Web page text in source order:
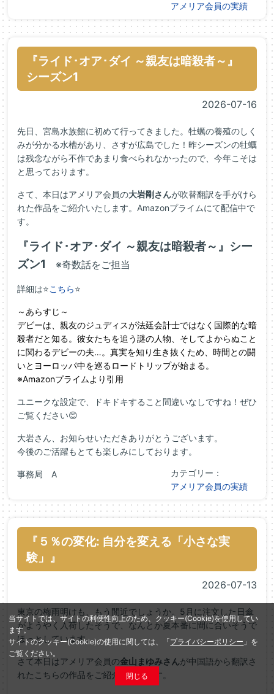
当サイトでは、サイトの利便性向上のため、クッキー(Cookie)を使用してい
ます。
サイトのクッキー(Cookie)の使用に関しては、「プライバシーポリシー 」を
ご覧ください。
閉じる
アメリア会員の実績
『ライド･オア･ダイ ～親友は暗殺者～』
シーズン1
2026-07-16
先日、宮島水族館に初めて行ってきました。牡蠣の養殖のしく
みが分かる水槽があり、さすが広島でした！昨シーズンの牡蠣
は残念ながら不作であまり食べられなかったので、今年こそは
と思っております。
さて、本日はアメリア会員の大岩剛さんが吹替翻訳を手がけら
れた作品をご紹介いたします。Amazonプライムにて配信中で
す。
『ライド･オア･ダイ ～親友は暗殺者～』シー
ズン1
※奇数話をご担当
詳細は⭐こちら⭐
～あらすじ～
デビーは、親友のジュディスが法廷会計士ではなく国際的な暗
殺者だと知る。彼女たちを追う謎の人物、そしてよからぬこと
に関わるデビーの夫…。真実を知り生き抜くため、時間との闘
いとヨーロッパ中を巡るロードトリップが始まる。
※Amazonプライムより引用
ユニークな設定で、ドキドキすること間違いなしですね！ぜひ
ご覧ください😊
大岩さん、お知らせいただきありがとうございます。
今後のご活躍もとても楽しみにしております。
事務局 A
カテゴリー：
アメリア会員の実績
『５％の変化: 自分を変える「小さな実
験」』
2026-07-13
東京の梅雨明けも、もう間近でしょうか。5月に注文した日傘
がようやく入荷したそうで、なんとか夏本番に間に合いそうで
ほっとしています。
さて本日はアメリア会員の金山まゆみさんが中国語から翻訳さ
れたこちらの作品をご紹介いたします。